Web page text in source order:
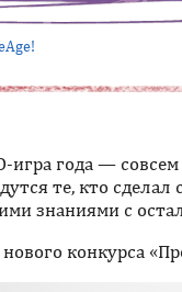
года —
те, кто сделал
знаниями с
конкурса